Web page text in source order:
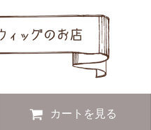
カートを見る